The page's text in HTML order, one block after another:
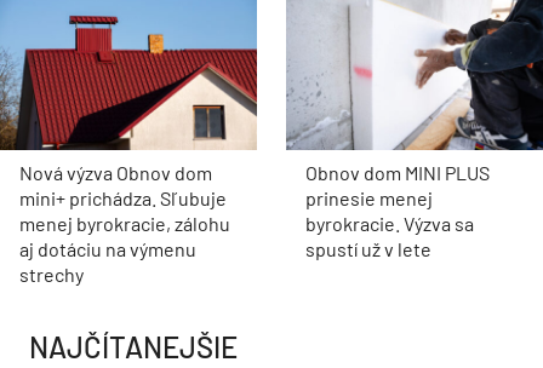
Nová výzva Obnov dom
mini+ prichádza. Sľubuje
menej byrokracie, zálohu
aj dotáciu na výmenu
strechy
Obnov dom MINI PLUS
prinesie menej
byrokracie. Výzva sa
spustí už v lete
NAJČÍTANEJŠIE